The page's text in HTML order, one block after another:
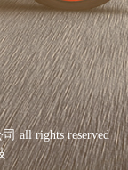
all rights reserved